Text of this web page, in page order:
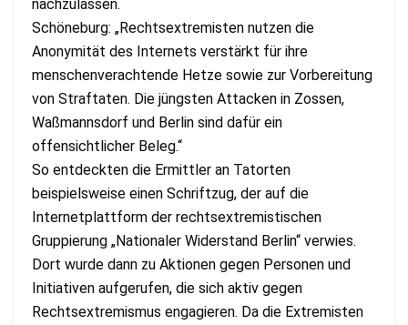
nachzulassen.
Schöneburg: „Rechtsextremisten nutzen die
Anonymität des Internets verstärkt für ihre
menschenverachtende Hetze sowie zur Vorbereitung
von Straftaten. Die jüngsten Attacken in Zossen,
Waßmannsdorf und Berlin sind dafür ein
offensichtlicher Beleg.“
So entdeckten die Ermittler an Tatorten
beispielsweise einen Schriftzug, der auf die
Internetplattform der rechtsextremistischen
Gruppierung „Nationaler Widerstand Berlin“ verwies.
Dort wurde dann zu Aktionen gegen Personen und
Initiativen aufgerufen, die sich aktiv gegen
Rechtsextremismus engagieren. Da die Extremisten